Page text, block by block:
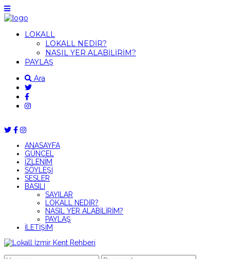
LOKALL
LOKALL NEDİR?
NASIL YER ALABİLİRİM?
PAYLAŞ
Ara
ANASAYFA
GÜNCEL
İZLENİM
SÖYLEŞİ
SESLER
BASILI
SAYILAR
LOKALL NEDİR?
NASIL YER ALABİLİRİM?
PAYLAŞ
İLETİŞİM